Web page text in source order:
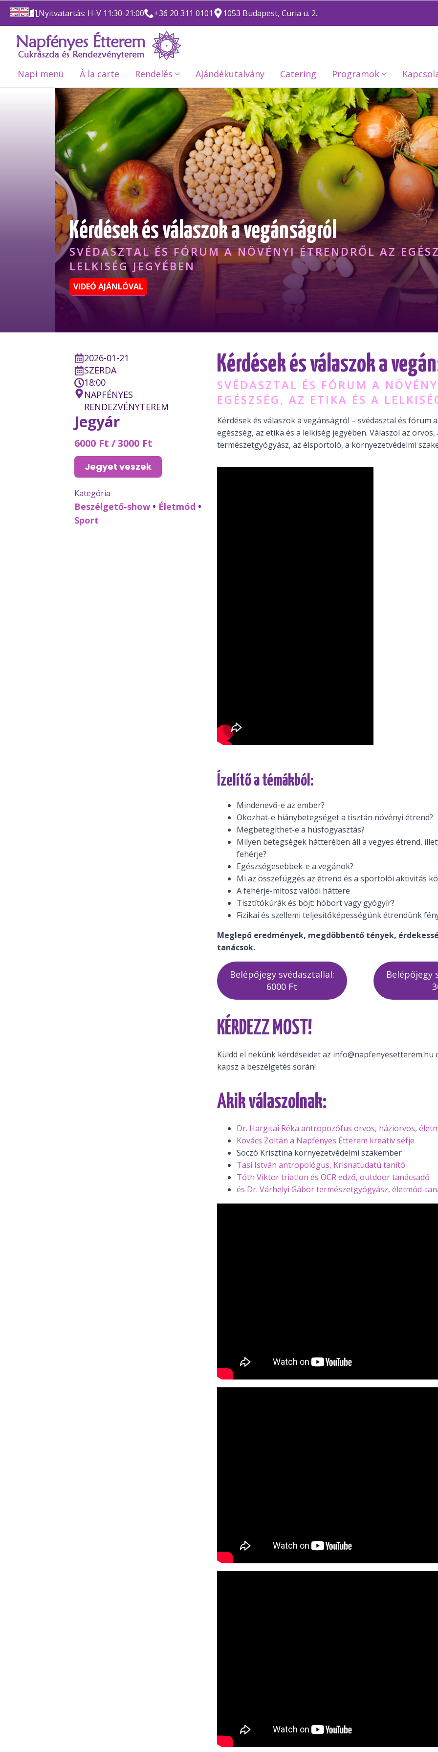
Nyitvatartás: H-V 11:30-21:00 +36 20 311 0101
1053 Budapest, Curia u. 2.
Napi menü À la carte Rendelés Ajándékutalvány Catering Programok
Kérdések és válaszok a vegánságról
SVÉDASZTAL ÉS FÓRUM A NÖVÉNYI ÉTRENDRŐL AZ
LELKISÉG JEGYÉBEN
VIDEÓ AJÁNLÓVAL
2026-01-21
SZERDA
18:00
NAPFÉNYES
RENDEZVÉNYTEREM
Jegyár
6000 Ft / 3000 Ft
Jegyet veszek
Kategória
Beszélgető-show • Életmód •
Sport
Kérdések és válaszok a
SVÉDASZTAL ÉS FÓRUM A
EGÉSZSÉG, AZ ETIKA ÉS A
Kérdések és válaszok a vegánságról – svédasztal és fórum
egészség, az etika és a lelkiség jegyében. Válaszol az orvos,
természetgyógyász, az élsportoló, a környezetvédelmi
Ízelítő a témákból:
Mindenevő-e az ember?
Okozhat-e hiánybetegséget a tisztán növényi étrend?
Megbetegíthet-e a húsfogyasztás?
Milyen betegségek hátterében áll a vegyes étrend,
fehérje?
Egészségesebbek-e a vegánok?
Mi az összefüggés az étrend és a sportolói aktivitás
A fehérje-mítosz valódi háttere
Tisztítókúrák és böjt: hóbort vagy gyógyír?
Fizikai és szellemi teljesítőképességünk étrendünk
Meglepő eredmények, megdöbbentő tények,
tanácsok.
Belépőjegy svédasztallal:
6000 Ft
Belépőjegy
KÉRDEZZ MOST!
Küldd el nekünk kérdéseidet az info@napfenyesetterem.hu
kapsz a beszélgetés során!
Akik válaszolnak:
Dr. Hargitai Réka antropozófus orvos, háziorvos,
Kovács Zoltán a Napfényes Étterem kreatív séfje
Soczó Krisztina környezetvédelmi szakember
Tasi István antropológus, Krisnatudatú tanító
Tóth Viktor triatlon és OCR edző, outdoor tanácsadó
és Dr. Várhelyi Gábor természetgyógyász, életmód-